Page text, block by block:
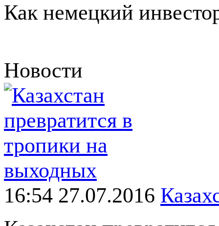
Как немецкий
Новости
16:54 27.07.2016